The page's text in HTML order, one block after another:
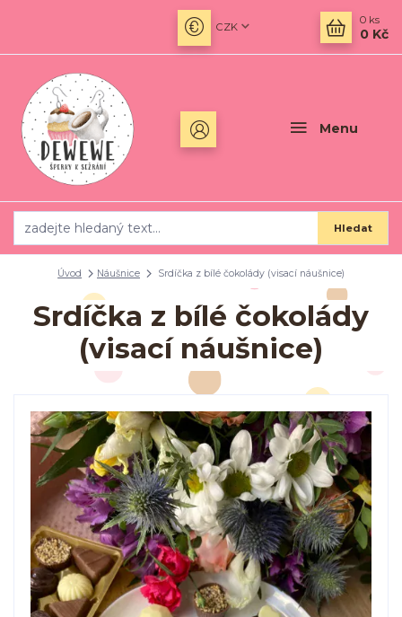
Menu
CZK
Hledat
0 ks
0 Kč
Úvod Náušnice Srdíčka z bílé čokolády (visací náušnice)
Srdíčka z bílé čokolády
(visací náušnice)